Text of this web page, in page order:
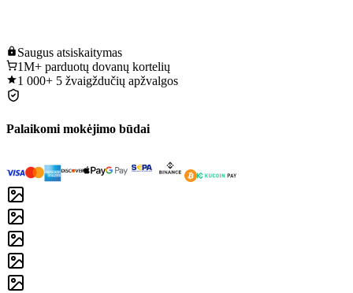
Saugus atsiskaitymas
1M+ parduotų dovanų kortelių
1 000+ 5 žvaigždučių apžvalgos
Palaikomi mokėjimo būdai